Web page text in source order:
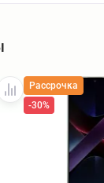
Рассрочка
-30%